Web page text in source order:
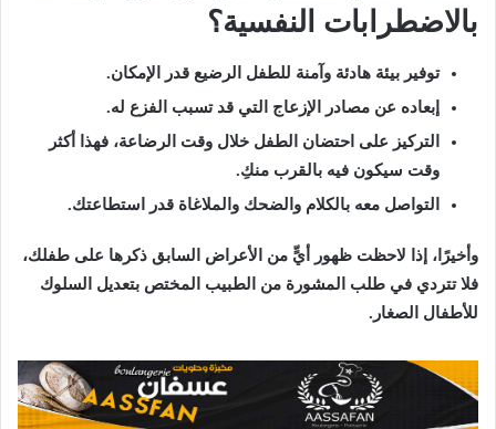
بالاضطرابات النفسية؟
توفير بيئة هادئة وآمنة للطفل الرضيع قدر الإمكان.
إبعاده عن مصادر الإزعاج التي قد تسبب الفزع له.
التركيز على احتضان الطفل خلال وقت الرضاعة، فهذا أكثر
وقت سيكون فيه بالقرب منكِ.
التواصل معه بالكلام والضحك والملاغاة قدر استطاعتك.
وأخيرًا، إذا لاحظت ظهور أيٍّ من الأعراض السابق ذكرها على طفلك،
فلا تتردي في طلب المشورة من الطبيب المختص بتعديل السلوك
للأطفال الصغار.